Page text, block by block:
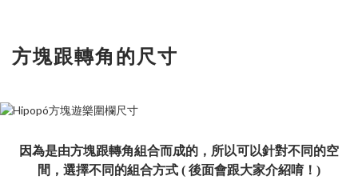
方塊跟轉角的尺寸
因為是由方塊跟轉角組合而成的，所以可以針對不同的空
間，選擇不同的組合方式 ( 後面會跟大家介紹唷！)